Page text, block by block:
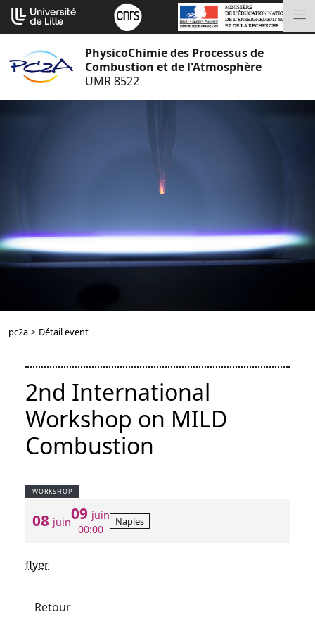
Aller
au
contenu
PhysicoChimie des Processus de
Combustion et de l'Atmosphère
UMR 8522
pc2a > Détail event
2nd International
Workshop on MILD
Combustion
WORKSHOP
08 juin09 juin
00:00
Naples
flyer
Retour
Cookies management panel